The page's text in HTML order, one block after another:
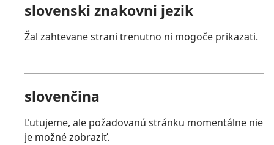
slovenski znakovni jezik
Žal zahtevane strani trenutno ni mogoče prikazati.
slovenčina
Ľutujeme, ale požadovanú stránku momentálne nie
je možné zobraziť.